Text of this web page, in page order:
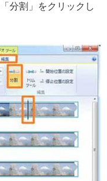
分割」をクリックし